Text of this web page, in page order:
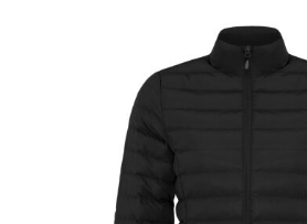
Verjaardagen
Voetbal, EK en WK
Voor de bouw